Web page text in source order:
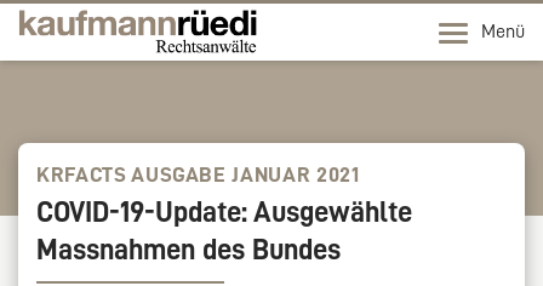
Menü
KRFACTS AUSGABE JANUAR 2021
COVID-19-Update: Ausgewählte
Massnahmen des Bundes